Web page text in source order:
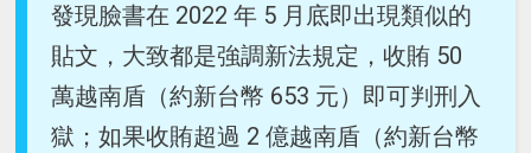
發現臉書在 2022 年 5 月底即出現類似的
貼文，大致都是強調新法規定，收賄 50
萬越南盾（約新台幣 653 元）即可判刑入
獄；如果收賄超過 2 億越南盾（約新台幣